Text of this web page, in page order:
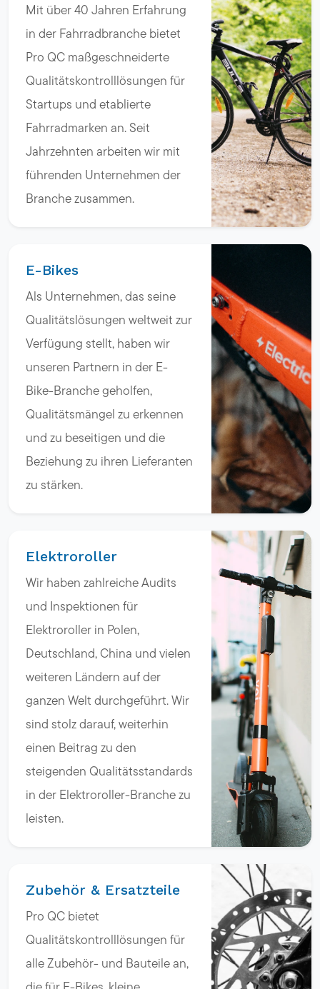
Mit über 40 Jahren Erfahrung
in der Fahrradbranche bietet
Pro QC maßgeschneiderte
Qualitätskontrolllösungen für
Startups und etablierte
Fahrradmarken an. Seit
Jahrzehnten arbeiten wir mit
führenden Unternehmen der
Branche zusammen.
E-Bikes
Als Unternehmen, das seine
Qualitätslösungen weltweit zur
Verfügung stellt, haben wir
unseren Partnern in der E-
Bike-Branche geholfen,
Qualitätsmängel zu erkennen
und zu beseitigen und die
Beziehung zu ihren Lieferanten
zu stärken.
Elektroroller
Wir haben zahlreiche Audits
und Inspektionen für
Elektroroller in Polen,
Deutschland, China und vielen
weiteren Ländern auf der
ganzen Welt durchgeführt. Wir
sind stolz darauf, weiterhin
einen Beitrag zu den
steigenden Qualitätsstandards
in der Elektroroller-Branche zu
leisten.
Zubehör & Ersatzteile
Pro QC bietet
Qualitätskontrolllösungen für
alle Zubehör- und Bauteile an,